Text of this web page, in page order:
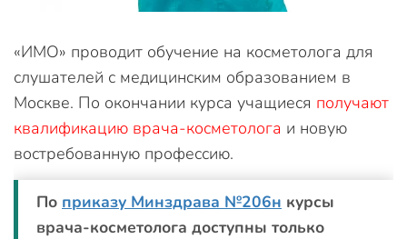
«ИМО» проводит обучение на косметолога для
слушателей с медицинским образованием в
Москве. По окончании курса учащиеся получают
квалификацию врача-косметолога и новую
востребованную профессию.
По приказу Минздрава №206н курсы
врача-косметолога доступны только